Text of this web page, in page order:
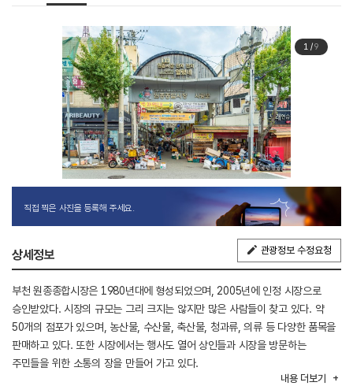
1/9
직접 찍은 사진을 등록해 주세요.
상세정보 관광정보 수정요청
부천 원종종합시장은 1980년대에 형성되었으며, 2005년에 인정 시장으로
승인받았다. 시장의 규모는 그리 크지는 않지만 많은 사람들이 찾고 있다. 약
50개의 점포가 있으며, 농산물, 수산물, 축산물, 청과류, 의류 등 다양한 품목을
판매하고 있다. 또한 시장에서는 행사도 열어 상인들과 시장을 방문하는
주민들을 위한 소통의 장을 만들어 가고 있다.
내용 더보기